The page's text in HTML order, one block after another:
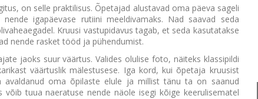
on selle praktilisus. Õpetajad alustavad oma päeva sageli
igapäevase rutiini meeldivamaks. Nad saavad seda
Kruusi vastupidavus tagab, et seda kasutatakse
nende rasket tööd ja pühendumist.
jaoks suur väärtus. Valides olulise foto, näiteks klassipildi
väärtuslik mälestusese. Iga kord, kui õpetaja kruusist
oma õpilaste elule ja millist tänu ta on saanud
tuua naeratuse nende näole isegi kõige keerulisematel